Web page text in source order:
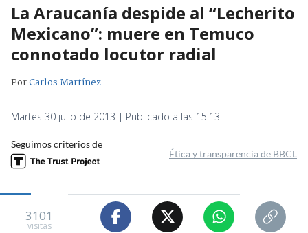
La Araucanía despide al “Lecherito
Mexicano”: muere en Temuco
connotado locutor radial
PorCarlos Martínez
Martes 30 julio de 2013 | Publicado a las 15:13
Seguimos criterios de
Ética y transparencia de BBCL
3101
visitas